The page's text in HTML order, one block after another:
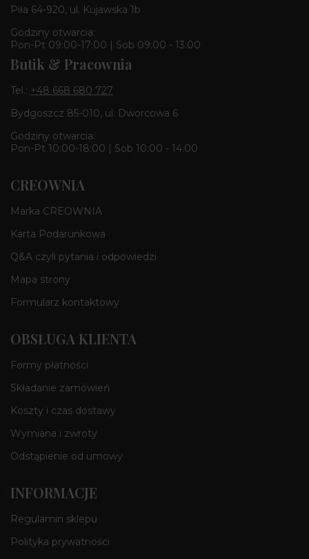
Piła 64-920, ul. Kujawska 1b
Godziny otwarcia:
Pon-Pt 09:00-17:00 | Sob 09:00 - 13:00
Butik & Pracownia
Tel.: +48 668 680 727
Bydgoszcz 85-010, ul. Dworcowa 6
Godziny otwarcia:
Pon-Pt 10:00-18:00 | Sob 10:00 - 14:00
CREOWNIA
Marka CREOWNIA
Karta Podarunkowa
Q&A czyli pytania i odpowiedzi
Mapa strony
Formularz kontaktowy
OBSŁUGA KLIENTA
Formy płatności
Składanie zamówień
Koszty i czas dostawy
Wymiana i zwroty
Odstąpienie od umowy
INFORMACJE
Regulamin sklepu
Polityka prywatności